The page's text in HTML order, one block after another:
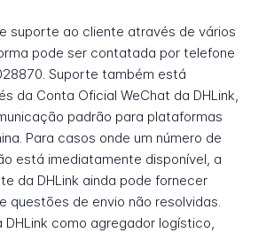
suporte ao cliente através de vários
pode ser contatada por telefone
Suporte também está
da Conta Oficial WeChat da DHLink,
padrão para plataformas
Para casos onde um número de
está imediatamente disponível, a
da DHLink ainda pode fornecer
questões de envio não resolvidas.
DHLink como agregador logístico,